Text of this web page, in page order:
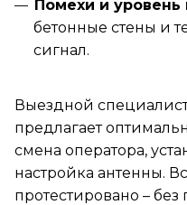
Помехи и
бетонные стены и
сигнал.
Выездной
предлагает
смена оператора,
настройка антенны.
протестировано – без
об ограничении
интернета,
и ООО
мобильный
его в сеть
блокировкой
об ограничении
Роскомнадзор.